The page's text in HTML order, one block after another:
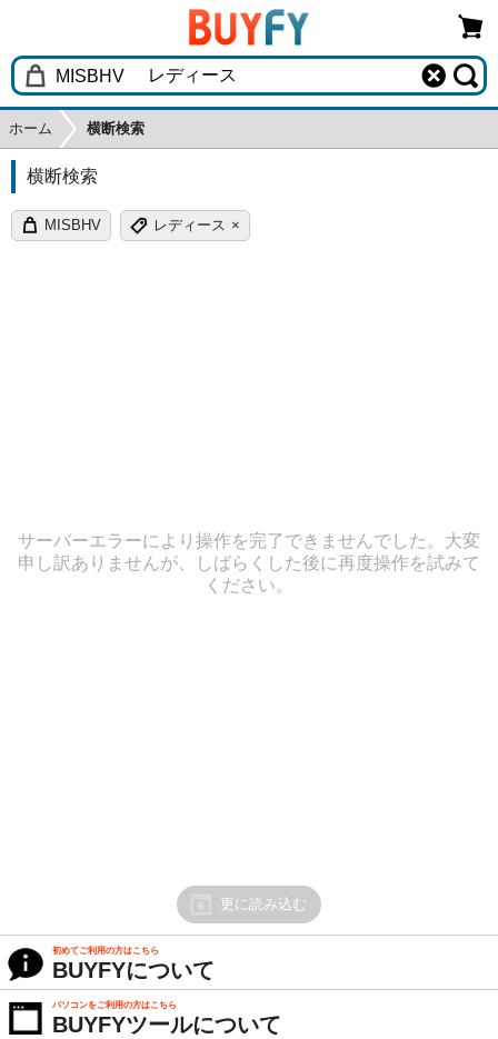
ホーム 横断検索
横断検索
MISBHV レディース ×
サーバーエラーにより操作を完了できませんでした。大変
申し訳ありませんが、しばらくした後に再度操作を試みて
ください。
更に読み込む
初めてご利用の方はこちら
BUYFYについて
パソコンをご利用の方はこちら
BUYFYツールについて